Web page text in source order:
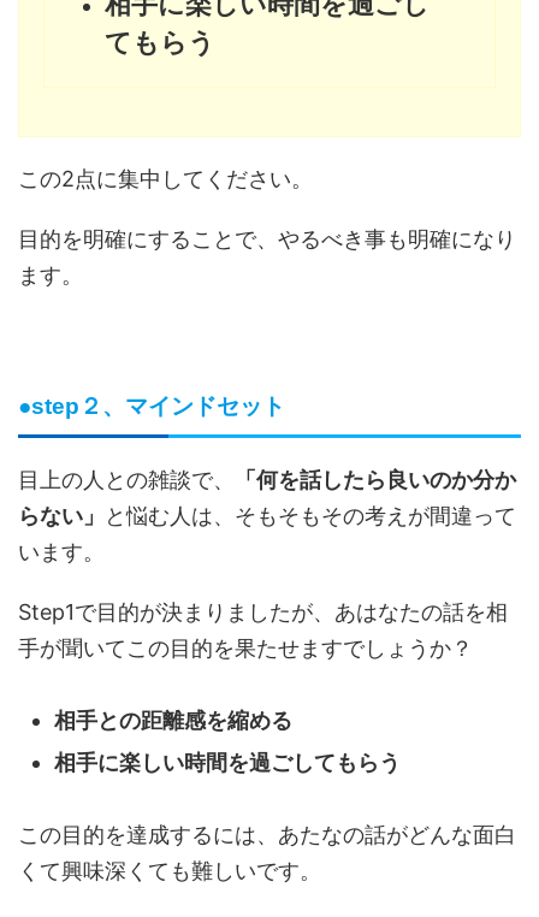
てもらう
この2点に集中してください。
目的を明確にすることで、やるべき事も明確になり
ます。
●step２、マインドセット
目上の人との雑談で、
「何を話したら良いのか分か
らない」
と悩む人は、そもそもその考えが間違って
います。
Step1で目的が決まりましたが、あはなたの話を相
手が聞いてこの目的を果たせますでしょうか？
相手との距離感を縮める
相手に楽しい時間を過ごしてもらう
この目的を達成するには、あたなの話がどんな面白
くて興味深くても難しいです。